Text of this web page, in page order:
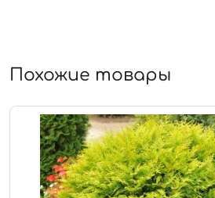
Похожие товары